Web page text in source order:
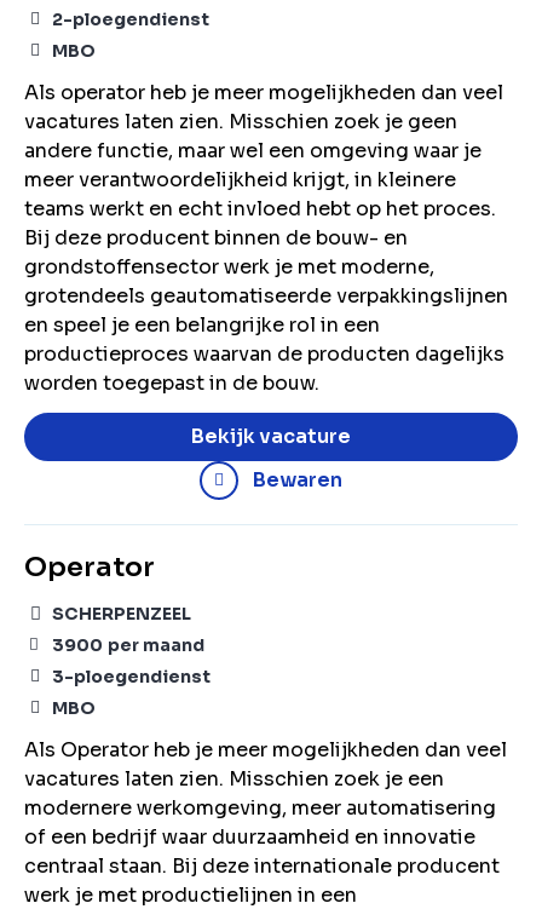
2-ploegendienst
MBO
Als operator heb je meer mogelijkheden dan veel
vacatures laten zien. Misschien zoek je geen
andere functie, maar wel een omgeving waar je
meer verantwoordelijkheid krijgt, in kleinere
teams werkt en echt invloed hebt op het proces.
Bij deze producent binnen de bouw- en
grondstoffensector werk je met moderne,
grotendeels geautomatiseerde verpakkingslijnen
en speel je een belangrijke rol in een
productieproces waarvan de producten dagelijks
worden toegepast in de bouw.
Bekijk vacature
Bewaren
Operator
SCHERPENZEEL
3900 per maand
3-ploegendienst
MBO
Als Operator heb je meer mogelijkheden dan veel
vacatures laten zien. Misschien zoek je een
modernere werkomgeving, meer automatisering
of een bedrijf waar duurzaamheid en innovatie
centraal staan. Bij deze internationale producent
werk je met productielijnen in een